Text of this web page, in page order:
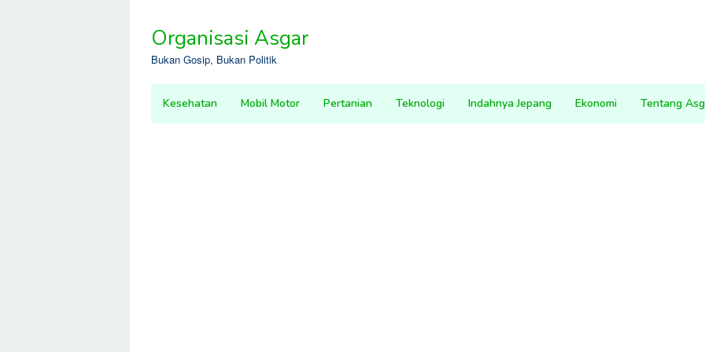
contentOrganisasi Asgar
Bukan Gosip, Bukan Politik
Kesehatan Mobil Motor Pertanian Teknologi Indahnya Jepang Ekonomi Tentang